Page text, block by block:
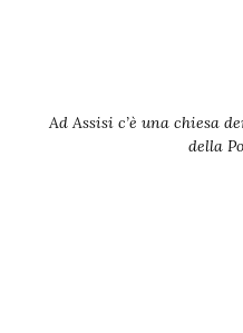
Ad Assisi c’è una chiesa
della